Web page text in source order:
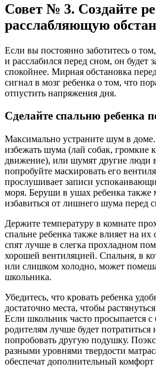
Совет № 3. Создайте
расслабляющую
Если вы постоянно заботитесь о
и расслабился перед сном, он будет
спокойнее. Мирная обстановка
сигнал в мозг ребенка о том, что
отпустить напряжения дня.
Сделайте спальню ребенка
Максимально устраните шум в
избежать шума (лай собак, громкие
движение), или шумят другие люди
попробуйте маскировать его
прослушивает записи
моря. Беруши в ушах ребенка также
избавиться от лишнего шума перед
Держите температуру в комнате
спальне ребенка также влияет на
спят лучше в слегка прохладном
хорошей вентиляцией. Спальня, в
или слишком холодно, может
школьника.
Убедитесь, что кровать ребенка
достаточно места, чтобы
Если школьник часто просыпается
родителям лучше будет
попробовать другую подушку.
разными уровнями твердости
обеспечат дополнительный комфорт